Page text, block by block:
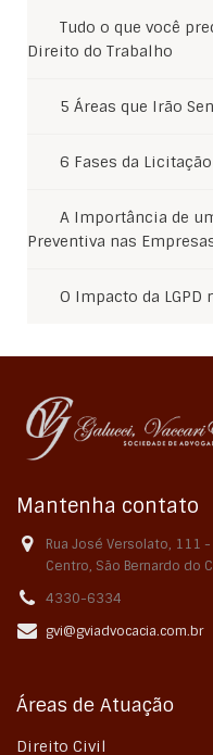
Tudo o que você
Direito do Trabalho
5 Áreas que Irão
6 Fases da
A Importância de
Preventiva nas
O Impacto da LGPD
Mantenha contato
Rua José Versolato, 111
Centro, São Bernardo do
4330-6334
gvi@gviadvocacia.com.br
Áreas de Atuação
Direito Civil